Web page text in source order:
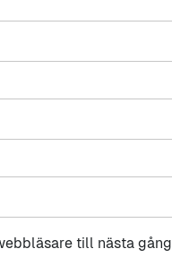
till nästa gång